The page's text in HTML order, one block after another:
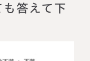
答えて下